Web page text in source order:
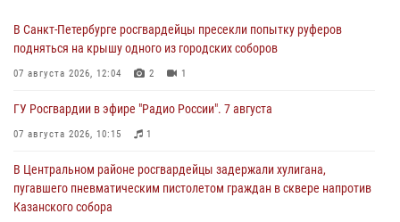
В Санкт-Петербурге росгвардейцы пресекли попытку руферов
подняться на крышу одного из городских соборов
07 августа 2026, 12:04 2 1
ГУ Росгвардии в эфире "Радио России". 7 августа
07 августа 2026, 10:15 1
В Центральном районе росгвардейцы задержали хулигана,
пугавшего пневматическим пистолетом граждан в сквере напротив
Казанского собора